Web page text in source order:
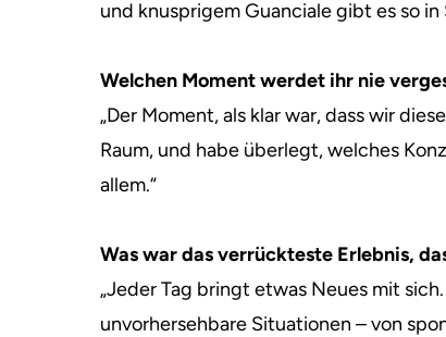
und knusprigem Guanciale gibt es so
Welchen Moment werdet ihr nie
„Der Moment, als klar war, dass wir
Raum, und habe überlegt, welches
allem.“
Was war das verrückteste Erlebnis,
„Jeder Tag bringt etwas Neues mit
unvorhersehbare Situationen – von